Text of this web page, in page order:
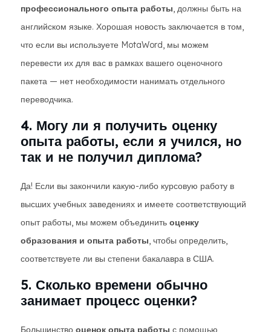
профессионального опыта работы, должны быть на
английском языке. Хорошая новость заключается в том,
что если вы используете MotaWord, мы можем
перевести их для вас в рамках вашего оценочного
пакета — нет необходимости нанимать отдельного
переводчика.
4. Могу ли я получить оценку
опыта работы, если я учился, но
так и не получил диплома?
Да! Если вы закончили какую-либо курсовую работу в
высших учебных заведениях и имеете соответствующий
опыт работы, мы можем объединить оценку
образования и опыта работы, чтобы определить,
соответствуете ли вы степени бакалавра в США.
5. Сколько времени обычно
занимает процесс оценки?
Большинство оценок опыта работы с помощью